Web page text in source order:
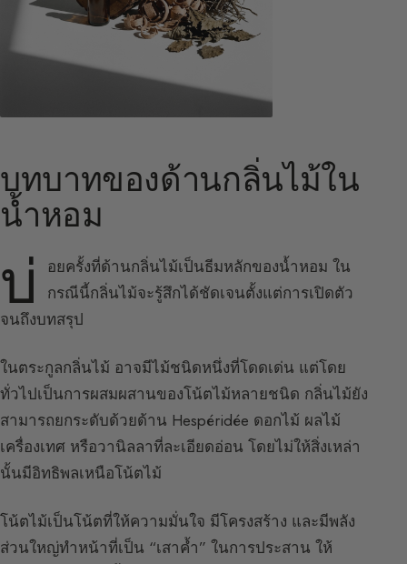
บทบาทของด้านกลิ่นไม้ใน
น้ำหอม
บ่
อยครั้งที่ด้านกลิ่นไม้เป็นธีมหลักของน้ำหอม ใน
กรณีนี้กลิ่นไม้จะรู้สึกได้ชัดเจนตั้งแต่การเปิดตัว
จนถึงบทสรุป
ในตระกูลกลิ่นไม้ อาจมีไม้ชนิดหนึ่งที่โดดเด่น แต่โดย
ทั่วไปเป็นการผสมผสานของโน้ตไม้หลายชนิด กลิ่นไม้ยัง
สามารถยกระดับด้วยด้าน Hespéridée ดอกไม้ ผลไม้
เครื่องเทศ หรือวานิลลาที่ละเอียดอ่อน โดยไม่ให้สิ่งเหล่า
นั้นมีอิทธิพลเหนือโน้ตไม้
โน้ตไม้เป็นโน้ตที่ให้ความมั่นใจ มีโครงสร้าง และมีพลัง
ส่วนใหญ่ทำหน้าที่เป็น “เสาค้ำ” ในการประสาน ให้